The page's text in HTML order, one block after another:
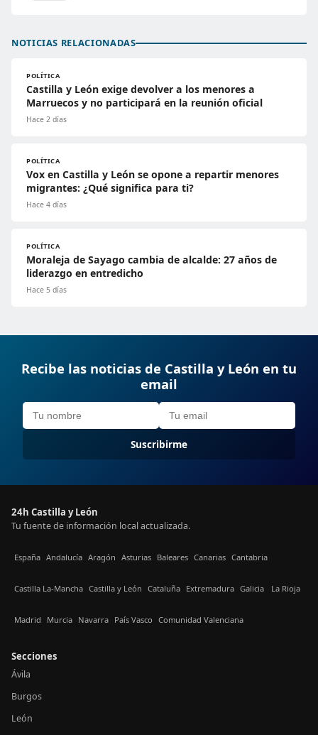
NOTICIAS RELACIONADAS
POLÍTICA
Castilla y León exige devolver a los menores a
Marruecos y no participará en la reunión oficial
Hace 2 días
POLÍTICA
Vox en Castilla y León se opone a repartir menores
migrantes: ¿Qué significa para ti?
Hace 4 días
POLÍTICA
Moraleja de Sayago cambia de alcalde: 27 años de
liderazgo en entredicho
Hace 5 días
Recibe las noticias de Castilla y León en tu
email
Suscribirme
24h Castilla y León
Tu fuente de información local actualizada.
España Andalucía Aragón Asturias Baleares Canarias Cantabria
Castilla La-Mancha Castilla y León Cataluña Extremadura Galicia La Rioja
Madrid Murcia Navarra País Vasco Comunidad Valenciana
Secciones
Ávila
Burgos
León